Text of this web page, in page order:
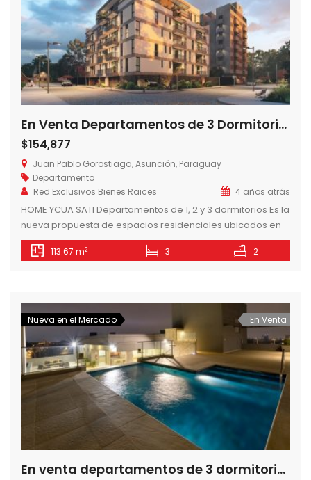
En Venta Departamentos de 3 Dormitorios en Edificio Home Ycua Sati, Asunción – Paraguay
$154,877
Juan Pablo Gorostiaga, Asunción, Paraguay
Departamento
Red Exclusivos Bienes Raices
4 años atrás
HOME YCUA SATI Departamentos de 1, 2 y 3 dormitorios Es la
nueva propuesta de espacios residenciales ubicados en
el barrio San Jorge de Asunción. La Ubicación del edificio
es un nexo a los principales centros comerciales y el polo
113.67 m2 3 2
Nueva en el Mercado En Venta
En venta departamentos de 3 dormitorios en Torre Guido Spano, Barrio Herrera, Asuncion-Paraguay